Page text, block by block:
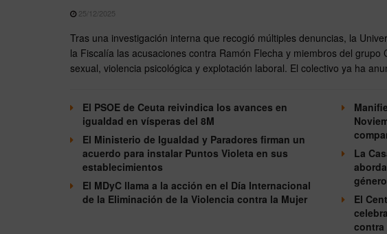
25/12/2025
Tras una investigación interna que recogió múltiples denuncias, la
la Fiscalía las acusaciones contra Ramón Flecha y miembros del grupo
sexual, violencia psicológica y explotación laboral. El colectivo ya ha
El PSOE de Ceuta reivindica los avances en
igualdad en vísperas del 8M
El Ministerio de Igualdad y Paradores firman un
acuerdo para instalar Puntos Violeta en sus
establecimientos
El MDyC llama a la acción en el Día Internacional
de la Eliminación de la Violencia contra la Mujer
La
El
contra